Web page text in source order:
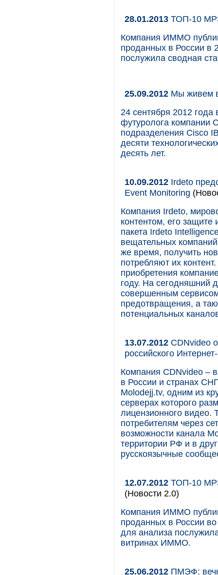
28.01.2013 ТОП-10
Компания ИММО
проданных в России в
послужила сводная
25.09.2012 Мы живем
24 сентября 2012 года
футуролога компании
подразделения Cisco
десяти
десять лет.
10.09.2012 Irdeto
Event Monitoring
Компания Irdeto,
контентом, его
пакета Irdeto
вещательных
же время, получить
потребляют их
приобретения
году. На сегодняшний
совершенным
предотвращения, а
потенциальных
13.07.2012 CDNvideo
российского
Компания CDNvideo –
в России и странах
Molodejj.tv, одним из
серверах которого
лицензионного видео.
потребителям через
возможности канала
территории РФ и в
русскоязычные
12.07.2012 ТОП-10
(Новости 2.0)
Компания ИММО
проданных в России
для анализа
витринах ИММО.
25.06.2012 ПМЭФ: